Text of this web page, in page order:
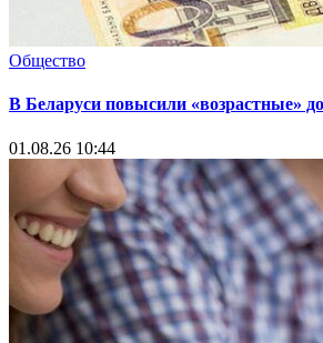
Общество
В Беларуси повысили «возрастные»
01.08.26 10:44